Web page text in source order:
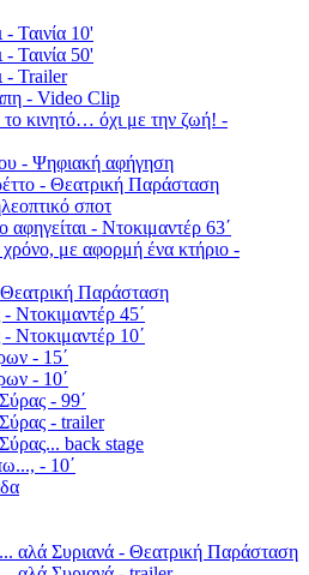
Ταινία 10'
Ταινία 50'
- Trailer
- Video Clip
το κινητό… όχι με την ζωή! -
- Ψηφιακή αφήγηση
- Θεατρική Παράσταση
σποτ
αφηγείται - Ντοκιμαντέρ 63΄
χρόνο, με αφορμή ένα κτήριο -
Παράσταση
Ντοκιμαντέρ 45΄
Ντοκιμαντέρ 10΄
- 15΄
- 10΄
- 99΄
- trailer
back stage
- 10΄
... αλά Συριανά - Θεατρική Παράσταση